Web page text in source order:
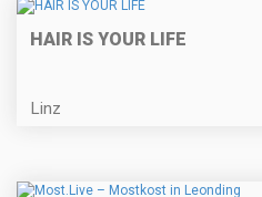
HAIR IS YOUR LIFE
Linz